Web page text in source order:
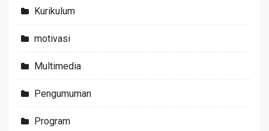
Kurikulum
motivasi
Multimedia
Pengumuman
Program